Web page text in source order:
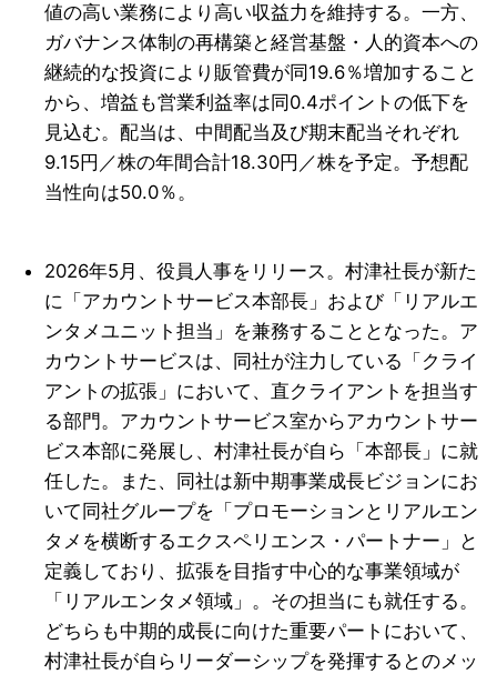
値の高い業務により高い収益力を維持する。一方、
ガバナンス体制の再構築と経営基盤・人的資本への
継続的な投資により販管費が同19.6％増加すること
から、増益も営業利益率は同0.4ポイントの低下を
見込む。配当は、中間配当及び期末配当それぞれ
9.15円／株の年間合計18.30円／株を予定。予想配
当性向は50.0％。
2026年5月、役員人事をリリース。村津社長が新た
に「アカウントサービス本部長」および「リアルエ
ンタメユニット担当」を兼務することとなった。ア
カウントサービスは、同社が注力している「クライ
アントの拡張」において、直クライアントを担当す
る部門。アカウントサービス室からアカウントサー
ビス本部に発展し、村津社長が自ら「本部長」に就
任した。また、同社は新中期事業成長ビジョンにお
いて同社グループを「プロモーションとリアルエン
タメを横断するエクスペリエンス・パートナー」と
定義しており、拡張を目指す中心的な事業領域が
「リアルエンタメ領域」。その担当にも就任する。
どちらも中期的成長に向けた重要パートにおいて、
村津社長が自らリーダーシップを発揮するとのメッ